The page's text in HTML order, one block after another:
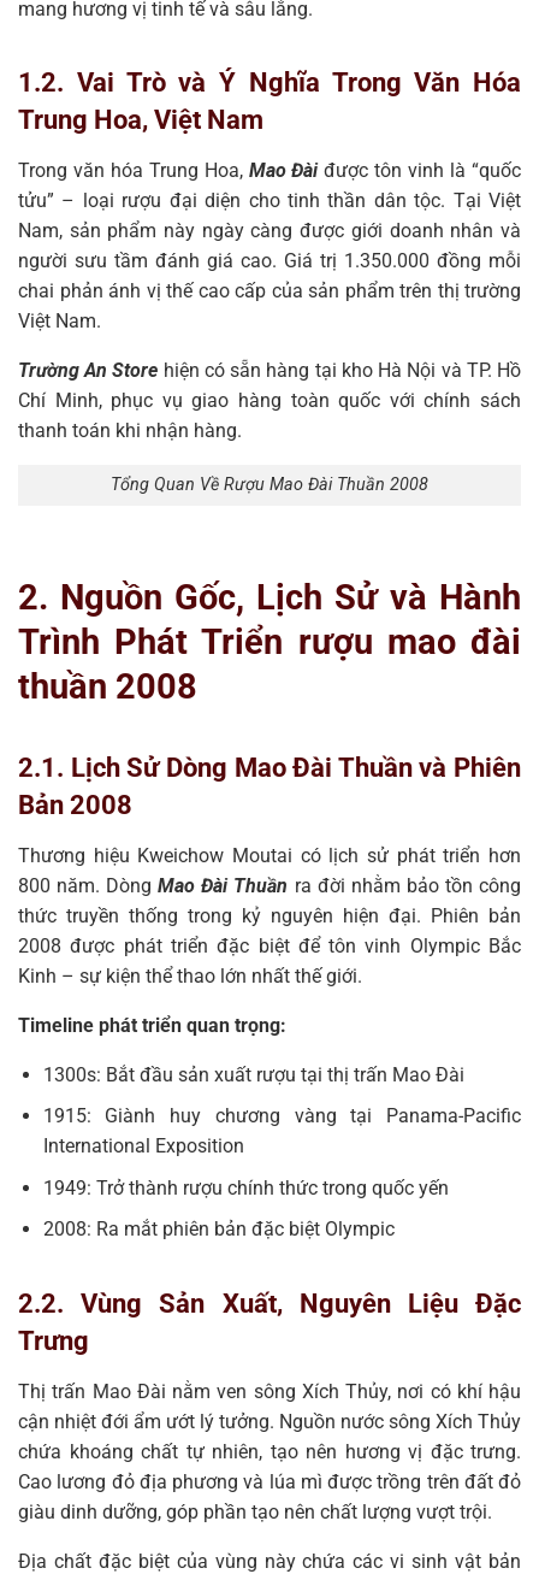
mang hương vị tinh tế và sâu lắng.
1.2. Vai Trò và Ý Nghĩa Trong Văn Hóa
Trung Hoa, Việt Nam
Trong văn hóa Trung Hoa, Mao Đàiđược tôn vinh là “quốc
tửu” – loại rượu đại diện cho tinh thần dân tộc. Tại Việt
Nam, sản phẩm này ngày càng được giới doanh nhân và
người sưu tầm đánh giá cao. Giá trị 1.350.000 đồng mỗi
chai phản ánh vị thế cao cấp của sản phẩm trên thị trường
Việt Nam.
Trường An Store hiện có sẵn hàng tại kho Hà Nội và TP. Hồ
Chí Minh, phục vụ giao hàng toàn quốc với chính sách
thanh toán khi nhận hàng.
Tổng Quan Về Rượu Mao Đài Thuần 2008
2. Nguồn Gốc, Lịch Sử và Hành
Trình Phát Triển rượu mao đài
thuần 2008
2.1. Lịch Sử Dòng Mao Đài Thuần và Phiên
Bản 2008
Thương hiệu Kweichow Moutai có lịch sử phát triển hơn
800 năm. DòngMao Đài Thuần ra đời nhằm bảo tồn công
thức truyền thống trong kỷ nguyên hiện đại. Phiên bản
2008 được phát triển đặc biệt để tôn vinh Olympic Bắc
Kinh – sự kiện thể thao lớn nhất thế giới.
Timeline phát triển quan trọng:
1300s: Bắt đầu sản xuất rượu tại thị trấn Mao Đài
1915: Giành huy chương vàng tại Panama-Pacific
International Exposition
1949: Trở thành rượu chính thức trong quốc yến
2008: Ra mắt phiên bản đặc biệt Olympic
2.2. Vùng Sản Xuất, Nguyên Liệu Đặc
Trưng
Thị trấn Mao Đài nằm ven sông Xích Thủy, nơi có khí hậu
cận nhiệt đới ẩm ướt lý tưởng. Nguồn nước sông Xích Thủy
chứa khoáng chất tự nhiên, tạo nên hương vị đặc trưng.
Cao lương đỏ địa phương và lúa mì được trồng trên đất đỏ
giàu dinh dưỡng, góp phần tạo nên chất lượng vượt trội.
Địa chất đặc biệt của vùng này chứa các vi sinh vật bản